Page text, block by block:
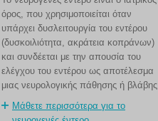
όρος, που χρησιμοποιείται όταν
υπάρχει δυσλειτουργία του εντέρου
(δυσκοιλιότητα, ακράτεια κοπράνων)
και συνδέεται με την απουσία του
ελέγχου του εντέρου ως αποτέλεσμα
μιας νευρολογικής πάθησης ή βλάβης.
Μάθετε περισσότερα για το